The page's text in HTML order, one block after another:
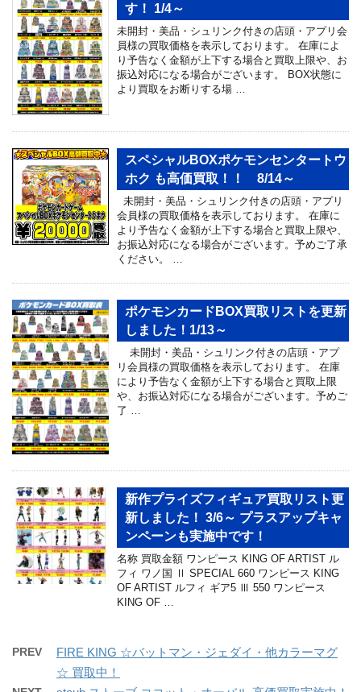
す！ 1/4～
未開封・美品・シュリンク付きの店頭・アプリ会
員様の買取価格を表示しております。 在庫によ
り予告なく金額が上下する場合と買取上限や、お
振込対応になる場合がございます。 BOX状態に
より買取をお断りする場 …
スペシャルBOXポケモンセンタートウ
ホク も高価買取！！ 8/14～
未開封・美品・シュリンク付きの店頭・アプリ
会員様の買取価格を表示しております。 在庫に
より予告なく金額が上下する場合と買取上限や、
お振込対応になる場合がございます。予めご了承
ください。 …
ポケモンカードBOX買取リストを更新
しました！1/13～
未開封・美品・シュリンク付きの店頭・アプ
リ会員様の買取価格を表示しております。 在庫
により予告なく金額が上下する場合と買取上限
や、お振込対応になる場合がございます。予めご
了 …
新作プライズフィギュア買取リスト更
新しました！ 3/6～ プラスアップキャ
ンペーンも実施中です！
名称 買取金額 ワンピース KING OF ARTIST ル
フィ ワノ国 Ⅱ SPECIAL 660 ワンピース KING
OF ARTIST ルフィ ギア5 Ⅲ 550 ワンピース
KING OF …
PREV
FIRE KING ☆バットマン・ジェダイ・他カラーマグ
☆ 買取中！